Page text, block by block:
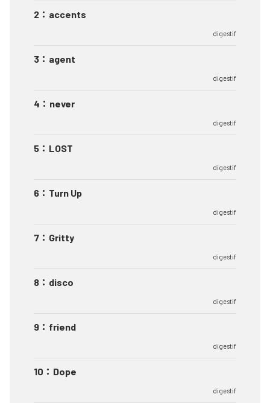
2 ： accents
digestif
3 ： agent
digestif
4 ： never
digestif
5 ： LOST
digestif
6 ： Turn Up
digestif
7 ： Gritty
digestif
8 ： disco
digestif
9 ： friend
digestif
10 ： Dope
digestif